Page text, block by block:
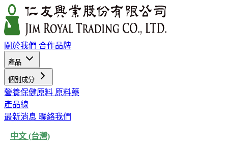
關於我們 合作品牌
產品
個別成分
營養保健原料 原料藥
產品線
最新消息 聯絡我們
中文 (台灣)